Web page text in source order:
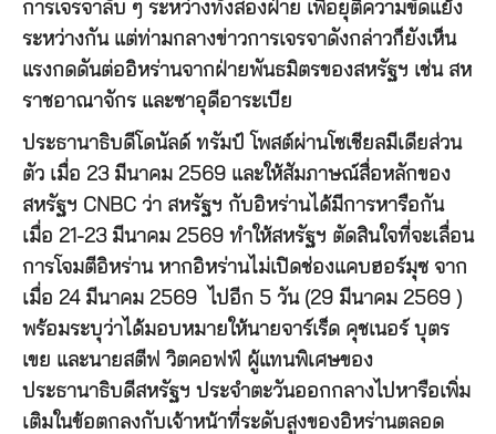
การเจรจาลับ ๆ ระหว่างทั้งสองฝ่าย เพื่อยุติความขัดแย้ง
ระหว่างกัน แต่ท่ามกลางข่าวการเจรจาดังกล่าวก็ยังเห็น
แรงกดดันต่ออิหร่านจากฝ่ายพันธมิตรของสหรัฐฯ เช่น สห
ราชอาณาจักร และซาอุดีอาระเบีย
ประธานาธิบดีโดนัลด์ ทรัมป์ โพสต์ผ่านโซเชียลมีเดียส่วน
ตัว เมื่อ 23 มีนาคม 2569 และให้สัมภาษณ์สื่อหลักของ
สหรัฐฯ CNBC ว่า สหรัฐฯ กับอิหร่านได้มีการหารือกัน
เมื่อ 21-23 มีนาคม 2569 ทำให้สหรัฐฯ ตัดสินใจที่จะเลื่อน
การโจมตีอิหร่าน หากอิหร่านไม่เปิดช่องแคบฮอร์มุซ จาก
เมื่อ 24 มีนาคม 2569 ไปอีก 5 วัน (29 มีนาคม 2569 )
พร้อมระบุว่าได้มอบหมายให้นายจาร์เร็ด คุชเนอร์ บุตร
เขย และนายสตีฟ วิตคอฟฟ์ ผู้แทนพิเศษของ
ประธานาธิบดีสหรัฐฯ ประจำตะวันออกกลางไปหารือเพิ่ม
เติมในข้อตกลงกับเจ้าหน้าที่ระดับสูงของอิหร่านตลอด